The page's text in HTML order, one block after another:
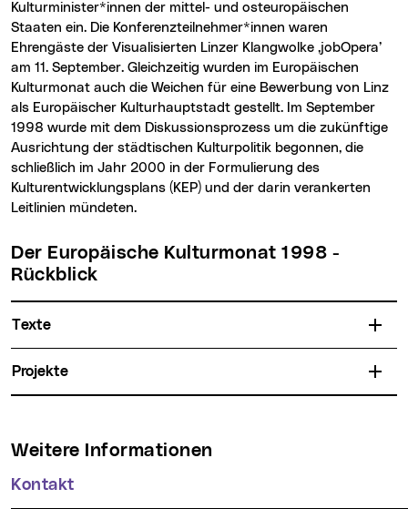
Kulturminister*innen der mittel- und osteuropäischen
Staaten ein. Die Konferenzteilnehmer*innen waren
Ehrengäste der Visualisierten Linzer Klangwolke ‚jobOpera’
am 11. September. Gleichzeitig wurden im Europäischen
Kulturmonat auch die Weichen für eine Bewerbung von Linz
als Europäischer Kulturhauptstadt gestellt. Im September
1998 wurde mit dem Diskussionsprozess um die zukünftige
Ausrichtung der städtischen Kulturpolitik begonnen, die
schließlich im Jahr 2000 in der Formulierung des
Kulturentwicklungsplans (KEP) und der darin verankerten
Leitlinien mündeten.
Der Europäische Kulturmonat 1998 -
Rückblick
Texte
Projekte
Weitere Informationen
Kontakt